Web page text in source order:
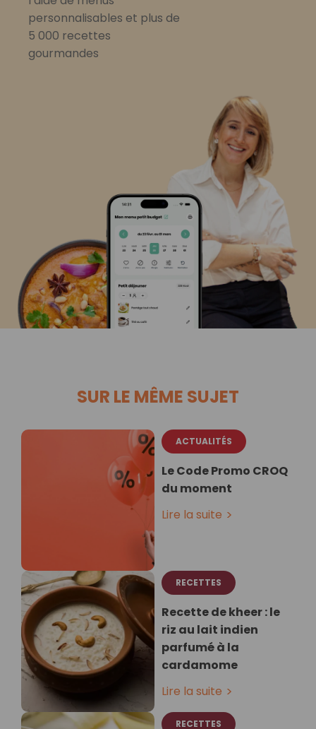
personnalisables et plus de
5 000 recettes
gourmandes
SUR LE MÊME SUJET
ACTUALITÉS
Le Code Promo CROQ
du moment
Lire la suite
RECETTES
Recette de kheer : le
riz au lait indien
parfumé à la
cardamome
Lire la suite
RECETTES